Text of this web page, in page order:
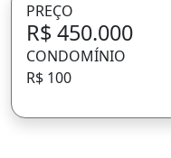
PREÇO
R$ 450.000
CONDOMÍNIO
R$ 100